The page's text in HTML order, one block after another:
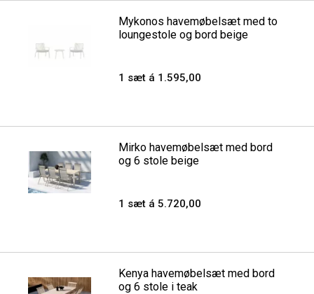
Mykonos havemøbelsæt med to
loungestole og bord beige
1 sæt á 1.595,00
Mirko havemøbelsæt med bord
og 6 stole beige
1 sæt á 5.720,00
Kenya havemøbelsæt med bord
og 6 stole i teak